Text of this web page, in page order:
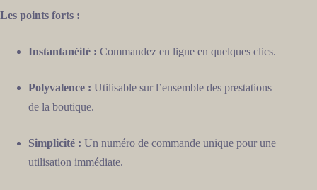
Les points forts :
Instantanéité : Commandez en ligne en quelques clics.
Polyvalence : Utilisable sur l’ensemble des prestations
de la boutique.
Simplicité : Un numéro de commande unique pour une
utilisation immédiate.